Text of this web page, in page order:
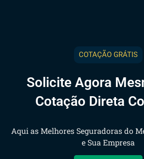
COTAÇÃO GRÁTIS
Solicite Agora
Cotação Direta
Aqui as Melhores Seguradoras do
e Sua Empresa